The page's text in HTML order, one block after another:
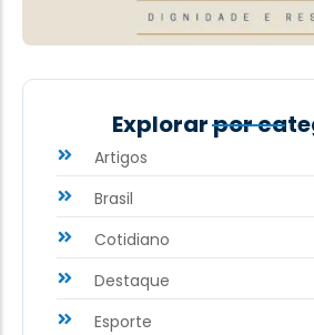
Explorar por
Artigos
Brasil
Cotidiano
Destaque
Esporte